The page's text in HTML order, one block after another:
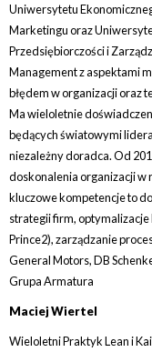
Uniwersytetu
Marketingu oraz
Przedsiębiorczości i
Management z aspektami
błędem w organizacji oraz
Ma wieloletnie
będących światowymi
niezależny doradca. Od
doskonalenia organizacji w
kluczowe kompetencje to
strategii firm,
Prince2), zarządzanie
General Motors, DB
Grupa Armatura
Maciej Wiertel
Wieloletni Praktyk Lean i